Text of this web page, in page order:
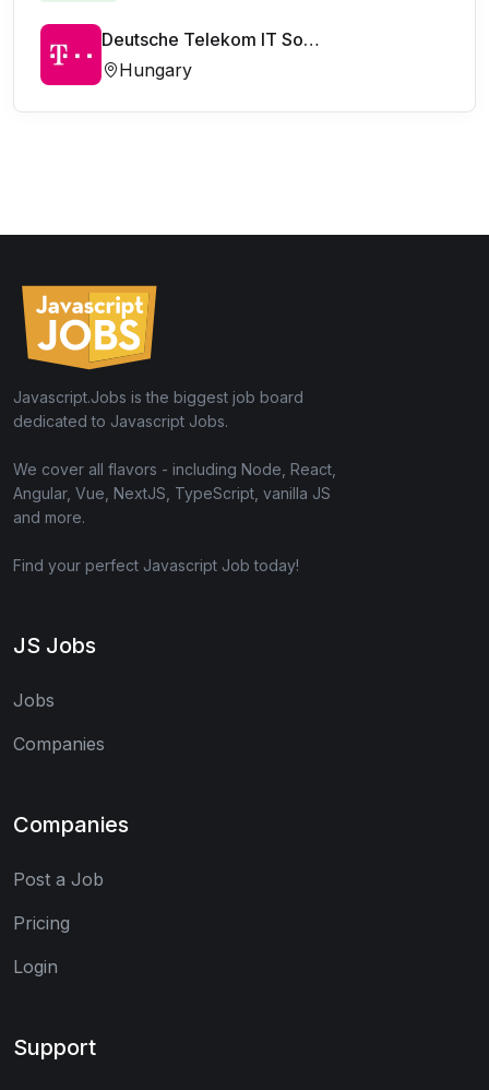
Deutsche Telekom IT Solutions
Hungary
Javascript.Jobs is the biggest job board
dedicated to Javascript Jobs.
We cover all flavors - including Node, React,
Angular, Vue, NextJS, TypeScript, vanilla JS
and more.
Find your perfect Javascript Job today!
JS Jobs
Jobs
Companies
Companies
Post a Job
Pricing
Login
Support